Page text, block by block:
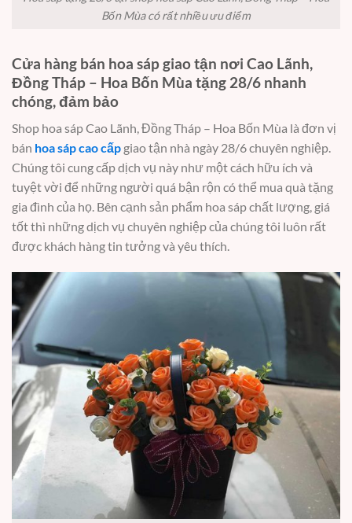
Bốn Mùa có rất nhiều ưu điểm
Cửa hàng bán hoa sáp giao tận nơi Cao Lãnh,
Đồng Tháp – Hoa Bốn Mùa tặng 28/6 nhanh
chóng, đảm bảo
Shop hoa sáp Cao Lãnh, Đồng Tháp – Hoa Bốn Mùa là đơn vị
bán hoa sáp cao cấp giao tận nhà ngày 28/6 chuyên nghiệp.
Chúng tôi cung cấp dịch vụ này như một cách hữu ích và
tuyệt vời để những người quá bận rộn có thể mua quà tặng
gia đình của họ. Bên cạnh sản phẩm hoa sáp chất lượng, giá
tốt thì những dịch vụ chuyên nghiệp của chúng tôi luôn rất
được khách hàng tin tưởng và yêu thích.